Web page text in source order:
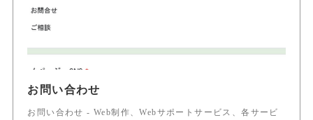
お問い合わせ
お問い合わせ - Web制作、Webサポートサービス、各サービ